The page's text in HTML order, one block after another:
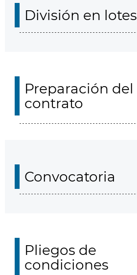
División en lotes
Preparación del
contrato
Convocatoria
Pliegos de
condiciones